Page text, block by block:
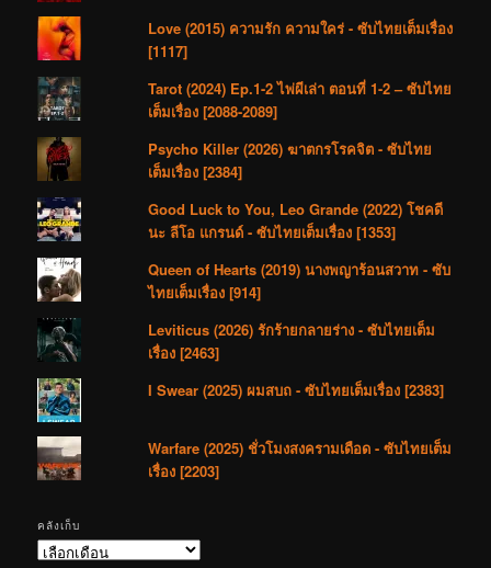
Love (2015) ความรัก ความใคร่ - ซับไทยเต็มเรื่อง
[1117]
Tarot (2024) Ep.1-2 ไพ่ผีเล่า ตอนที่ 1-2 – ซับไทย
เต็มเรื่อง [2088-2089]
Psycho Killer (2026) ฆาตกรโรคจิต - ซับไทย
เต็มเรื่อง [2384]
Good Luck to You, Leo Grande (2022) โชคดี
นะ ลีโอ แกรนด์ - ซับไทยเต็มเรื่อง [1353]
Queen of Hearts (2019) นางพญาร้อนสวาท - ซับ
ไทยเต็มเรื่อง [914]
Leviticus (2026) รักร้ายกลายร่าง - ซับไทยเต็ม
เรื่อง [2463]
I Swear (2025) ผมสบถ - ซับไทยเต็มเรื่อง [2383]
Warfare (2025) ชั่วโมงสงครามเดือด - ซับไทยเต็ม
เรื่อง [2203]
คลังเก็บ
คลัง